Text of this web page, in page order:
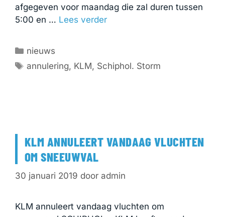
afgegeven voor maandag die zal duren tussen
5:00 en … Lees verder
Categorieën
nieuws
Tags
annulering, KLM, Schiphol. Storm
KLM ANNULEERT VANDAAG VLUCHTEN
OM SNEEUWVAL
30 januari 2019 door admin
KLM annuleert vandaag vluchten om